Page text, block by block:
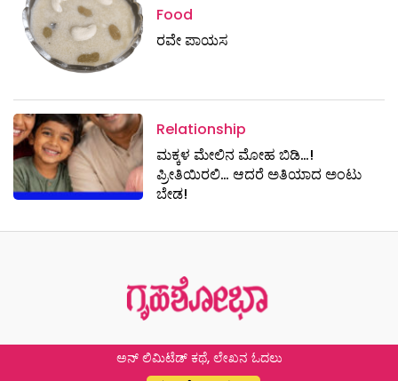
Food
ರವೇ ಪಾಯಸ
Relationship
ಮಕ್ಕಳ ಮೇಲಿನ ಮೋಹ ಬಿಡಿ…!
ಪ್ರೀತಿಯಿರಲಿ… ಆದರೆ ಅತಿಯಾದ ಅಂಟು
ಬೇಡ!
ಅನ್ ಲಿಮಿಟೆಡ್ ಕಥೆ, ಲೇಖನ ಓದಲು